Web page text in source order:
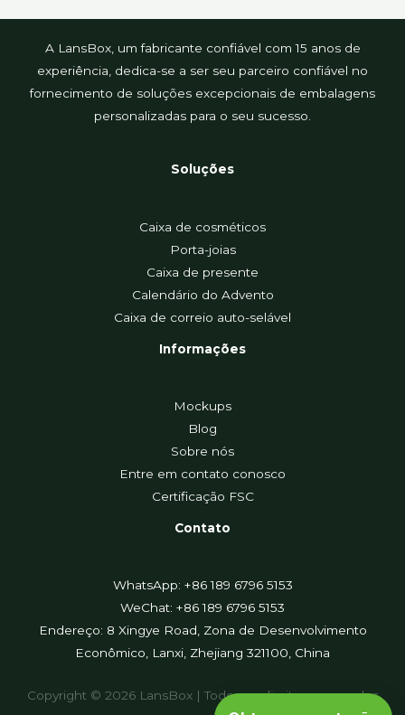
A LansBox, um fabricante confiável com 15 anos de
experiência, dedica-se a ser seu parceiro confiável no
fornecimento de soluções excepcionais de embalagens
personalizadas para o seu sucesso.
Soluções
Caixa de cosméticos
Porta-joias
Caixa de presente
Calendário do Advento
Caixa de correio auto-selável
Informações
Mockups
Blog
Sobre nós
Entre em contato conosco
Certificação FSC
Contato
WhatsApp: +86 189 6796 5153
WeChat: +86 189 6796 5153
Endereço: 8 Xingye Road, Zona de Desenvolvimento
Econômico, Lanxi, Zhejiang 321100, China
Copyright © 2026 LansBox | Todos os direitos reservados